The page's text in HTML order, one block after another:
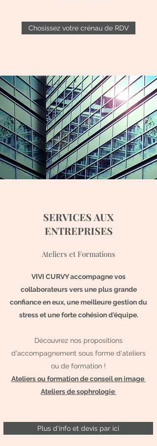
SERVICES AUX
ENTREPRISES
Ateliers et Formations
VIVI CURVY accompagne vos
collaborateurs vers une plus grande
confiance en eux, une meilleure gestion du
stress et une forte cohésion d'équipe.
Découvrez nos propositions
d'accompagnement sous forme d'ateliers
ou de formation !
Ateliers ou formation de conseil en image
Ateliers de sophrologie
Plus d'info et devis par ici
Chosissez votre crénau de RDV